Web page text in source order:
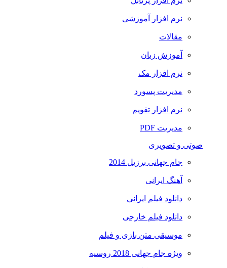
نرم افزار آموزشی
مقالات
آموزش زبان
نرم افزار مک
مدیریت پسورد
نرم افزار تقویم
مدیریت PDF
صوتی و تصویری
جام جهانی برزیل 2014
آهنگ ایرانی
دانلود فیلم ایرانی
دانلود فیلم خارجی
موسیقی متن بازی و فیلم
ویژه جام جهانی 2018 روسیه